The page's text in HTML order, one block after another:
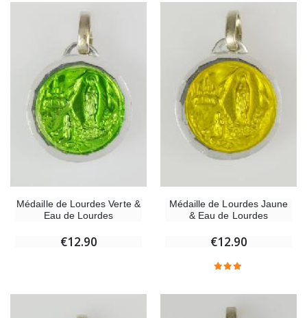
Médaille de Lourdes Verte &
Eau de Lourdes
€12.90
Médaille de Lourdes Jaune
& Eau de Lourdes
€12.90